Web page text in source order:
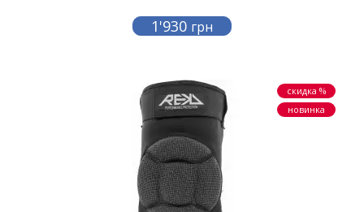
1'930 грн
скидка %
новинка